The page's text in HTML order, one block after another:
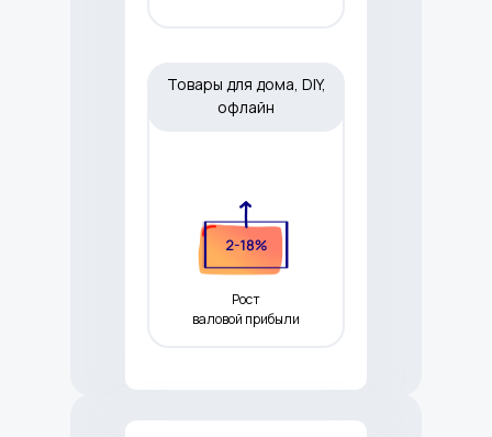
Рост
валовой прибыли
Товары для дома, DIY,
офлайн